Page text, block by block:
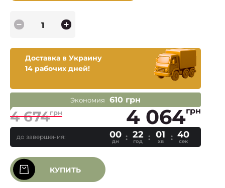
Доставка в Украину
14 рабочих дней!
Экономия 610 грн
4 674грн 4 064грн
до завершения: 00
дн
22
год
01
хв
39
сек
КУПИТЬ